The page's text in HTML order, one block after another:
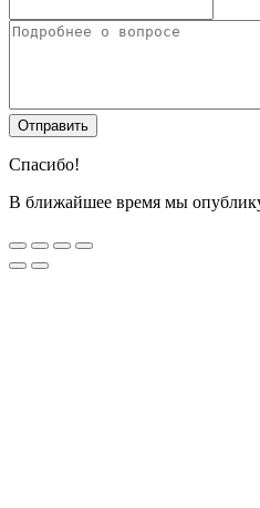
Спасибо!
В ближайшее время мы